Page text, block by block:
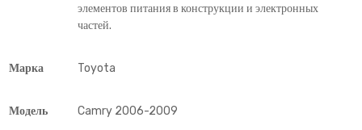
элементов питания в конструкции и электронных
частей.
Марка Toyota
Модель Camry 2006-2009